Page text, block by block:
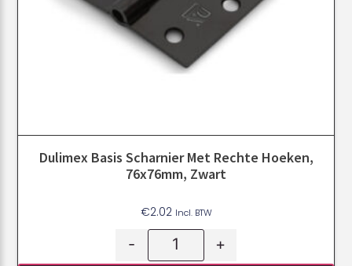
Dulimex Basis Scharnier Met Rechte Hoeken,
76x76mm, Zwart
€2.02 Incl. BTW
- +